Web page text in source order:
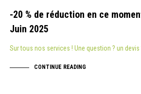
-20 % de réduction en ce
Juin 2025
Sur tous nos services ! Une question ? un devis
CONTINUE READING